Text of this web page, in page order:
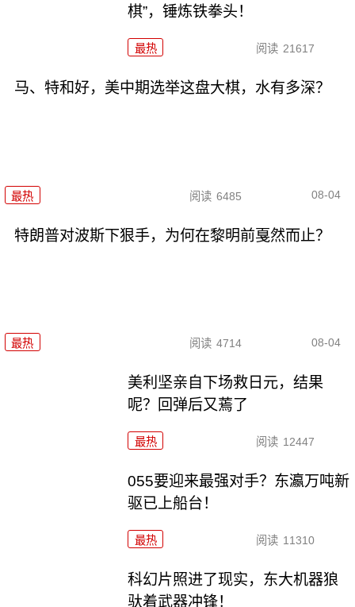
棋”，锤炼铁拳头！
最热 阅读 21617
马、特和好，美中期选举这盘大棋，水有多深？
最热 阅读 6485 08-04
特朗普对波斯下狠手，为何在黎明前戛然而止？
最热 阅读 4714 08-04
美利坚亲自下场救日元，结果
呢？回弹后又蔫了
最热 阅读 12447
055要迎来最强对手？东瀛万吨新
驱已上船台！
最热 阅读 11310
科幻片照进了现实，东大机器狼
驮着武器冲锋！